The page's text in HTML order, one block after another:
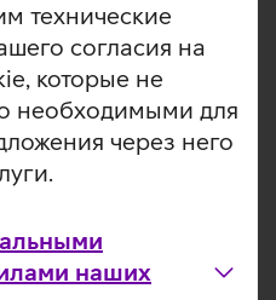
технические
согласия на
которые не
необходимыми для
через него
наших